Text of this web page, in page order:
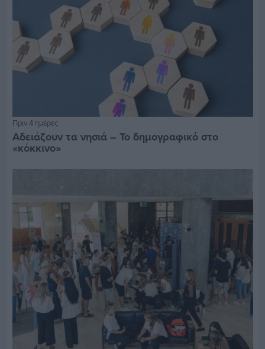
Πριν 4 ημέρες
Αδειάζουν τα νησιά – Το δημογραφικό στο
«κόκκινο»